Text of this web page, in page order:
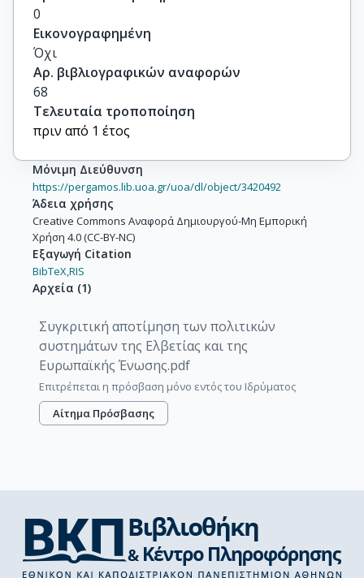
0
Εικονογραφημένη
Όχι
Αρ. βιβλιογραφικών αναφορών
68
Τελευταία τροποποίηση
πριν από 1 έτος
Μόνιμη Διεύθυνση
https://pergamos.lib.uoa.gr/uoa/dl/object/3420492
Άδεια χρήσης
Creative Commons Αναφορά Δημιουργού-Μη Εμπορική
Χρήση 4.0 (CC-BY-NC)
Εξαγωγή Citation
BibTeX,RIS
Αρχεία (1)
Συγκριτική αποτίμηση των πολιτικών
συστημάτων της Ελβετίας και της
Ευρωπαϊκής Ένωσης.pdf
Επιτρέπεται η πρόσβαση μόνο εντός του Ιδρύματος
Αίτημα Πρόσβασης